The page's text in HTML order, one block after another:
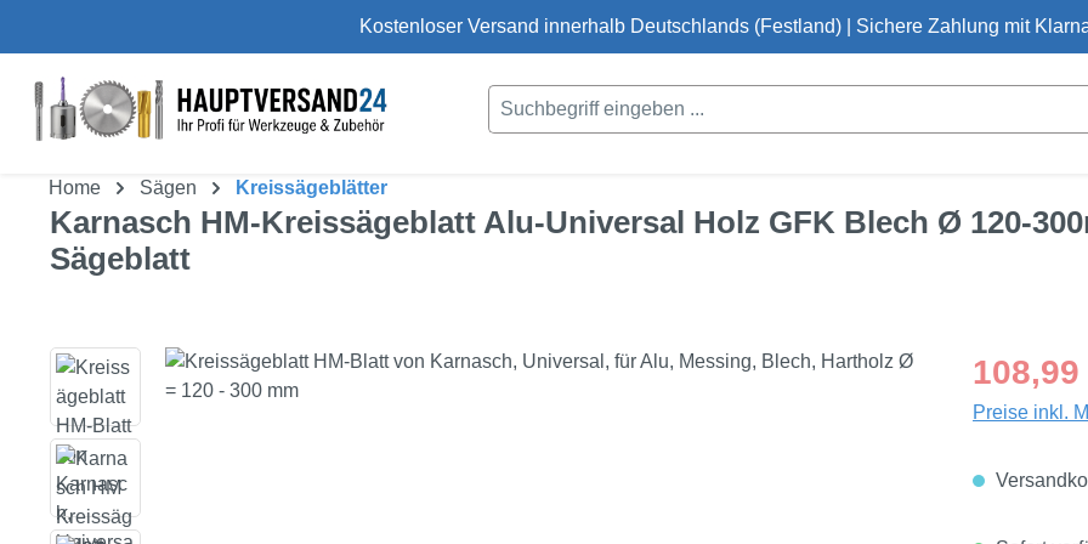
Kostenloser Versand innerhalb Deutschlands (Festland) | Sichere Zahlung mit
Home Sägen Kreissägeblätter
Karnasch HM-Kreissägeblatt Alu-Universal Holz GFK Blech Ø 120-
Sägeblatt
Bildergalerie überspringen Regulärer
108,99
Preise inkl.